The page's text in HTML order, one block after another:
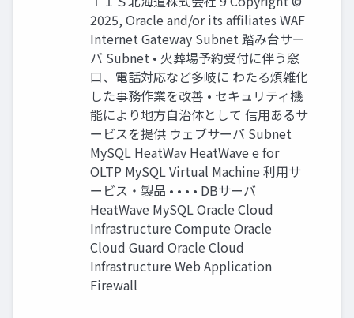
2025, Oracle and/or its affiliates WAF
Internet Gateway Subnet 踏み台サー
バ Subnet • ⽕葬場予約受付に伴う窓
⼝、電話対応など多岐に わたる煩雑化
した事務作業を改善 • セキュリティ機
能により地⽅⾃治体として 信⽤あるサ
ービスを提供 ウェブサーバ Subnet
MySQL HeatWav HeatWave e for
OLTP MySQL Virtual Machine 利⽤サ
ービス・製品 • • • • DBサーバ
HeatWave MySQL Oracle Cloud
Infrastructure Compute Oracle
Cloud Guard Oracle Cloud
Infrastructure Web Application
Firewall